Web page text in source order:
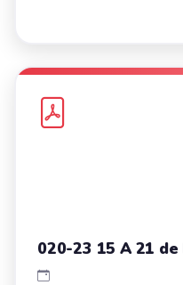
020-23 15 A 21 de